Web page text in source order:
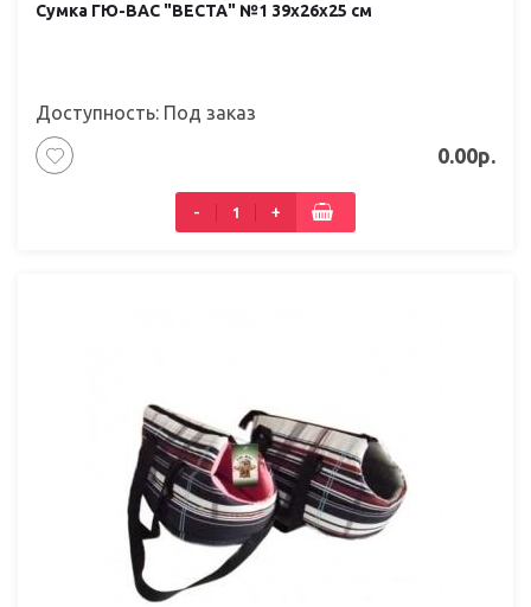
Сумка ГЮ-ВАС "ВЕСТА" №1 39х26х25 см
Доступность: Под заказ
0.00р.
- +